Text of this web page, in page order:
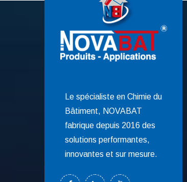
Le spécialiste en Chimie du
Bâtiment, NOVABAT
fabrique depuis 2016 des
solutions performantes,
innovantes et sur mesure.